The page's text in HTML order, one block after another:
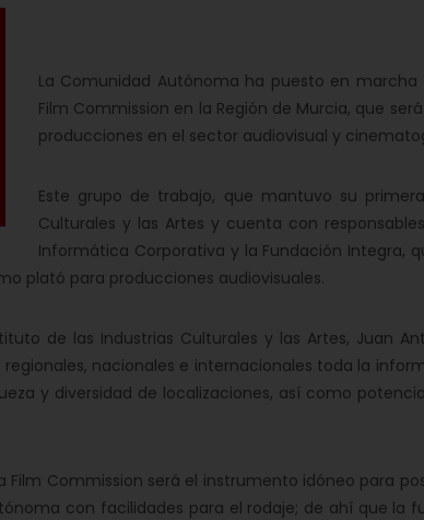
La Comunidad Autónoma ha puesto en
Film Commission en la Región de Murcia, que
producciones en el sector audiovisual y
Este grupo de trabajo, que mantuvo su
Culturales y las Artes y cuenta con
Informática Corporativa y la Fundación Integra,
plató para producciones audiovisuales.
de las Industrias Culturales y las Artes, Juan
nacionales e internacionales toda la
y diversidad de localizaciones, así como
Film Commission será el instrumento idóneo para
con facilidades para el rodaje; de ahí que la